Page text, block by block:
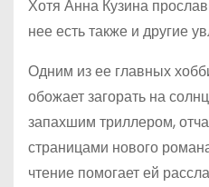
Хотя Анна Кузина
нее есть также и другие
Одним из ее главных
обожает загорать на
запахшим триллером,
страницами нового
чтение помогает ей